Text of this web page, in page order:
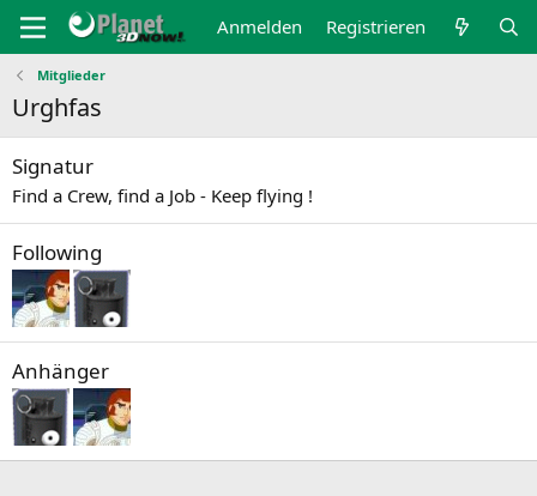
Anmelden Registrieren
Mitglieder
Urghfas
Signatur
Find a Crew, find a Job - Keep flying !
Following
Anhänger